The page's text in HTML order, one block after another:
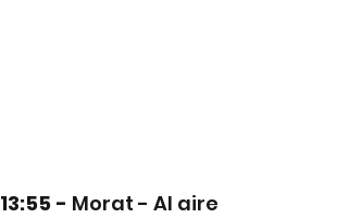
13:55 - Morat - Al aire